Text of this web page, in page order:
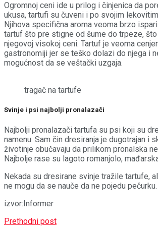
Ogromnoj ceni ide u prilog i činjenica da
ukusa, tartufi su čuveni i po svojim
Njihova specifična aroma veoma brzo
tartuf što pre stigne od šume do trpeze,
njegovoj visokoj ceni. Tartuf je veoma
gastronomiji jer se teško dolazi do njega i
mogućnost da se veštački uzgaja.
tragač na tartufe
Svinje i psi najbolji pronalazači
Najbolji pronalazači tartufa su psi koji su
namenu. Sam čin dresiranja je dugotrajan i
životinje obučavaju da prilikom pronalska
Najbolje rase su lagoto romanjolo,
Nekada su dresirane svinje tražile tartufe,
ne mogu da se nauče da ne pojedu pečurku.
izvor:Informer
Prethodni post